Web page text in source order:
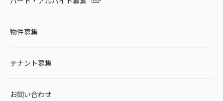
物件募集
テナント募集
お問い合わせ